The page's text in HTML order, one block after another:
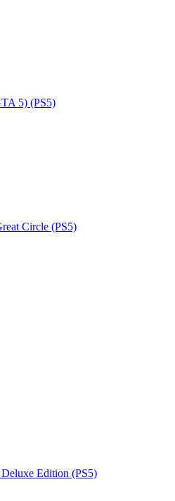
5) (PS5)
Circle (PS5)
Edition (PS5)